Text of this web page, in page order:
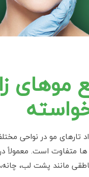
موهای
تارهای مو در نواحی
ها متفاوت است. معمولاً
مانند پشت لب،